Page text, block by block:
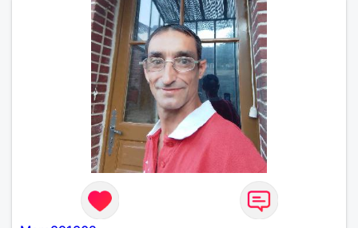
autant être trop locace. Je suis bourré de qualités
avec très peu de défauts. Je suis altruiste,
bienveillant, empathique, attentionné, honnête,
respectueux, doux de caractère et compréhensif : je
laisse « glisser » beaucoup de choses. Mais ne vous
m’éprenez pas Mesdames, si une personne que
j’aime me trahit une fois, il n’y aura pas de seconde
chance et je l’effacerai à « vitam eternam ».
Néanmoins, je suis un tout petit peu maniaque ainsi
qu’impatient. J’essaye de faire des efforts. Rien de
bien dramatique ! Du moins je le pense……Je suis un
homme facile à vivre. À vous si vous le souhaitez,
d’apprendre à me connaître davantage. J’en serai
ravi….A très bientôt je l’espère.